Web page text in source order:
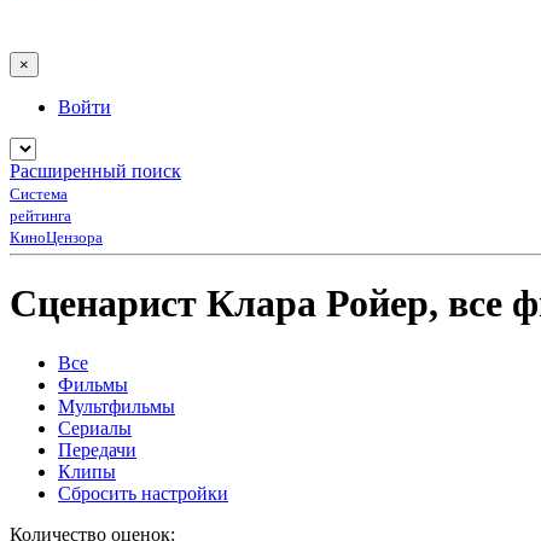
×
Войти
Расширенный поиск
Система
рейтинга
КиноЦензора
Сценарист Клара Ройер, все
Все
Фильмы
Мультфильмы
Сериалы
Передачи
Клипы
Сбросить настройки
Количество оценок: